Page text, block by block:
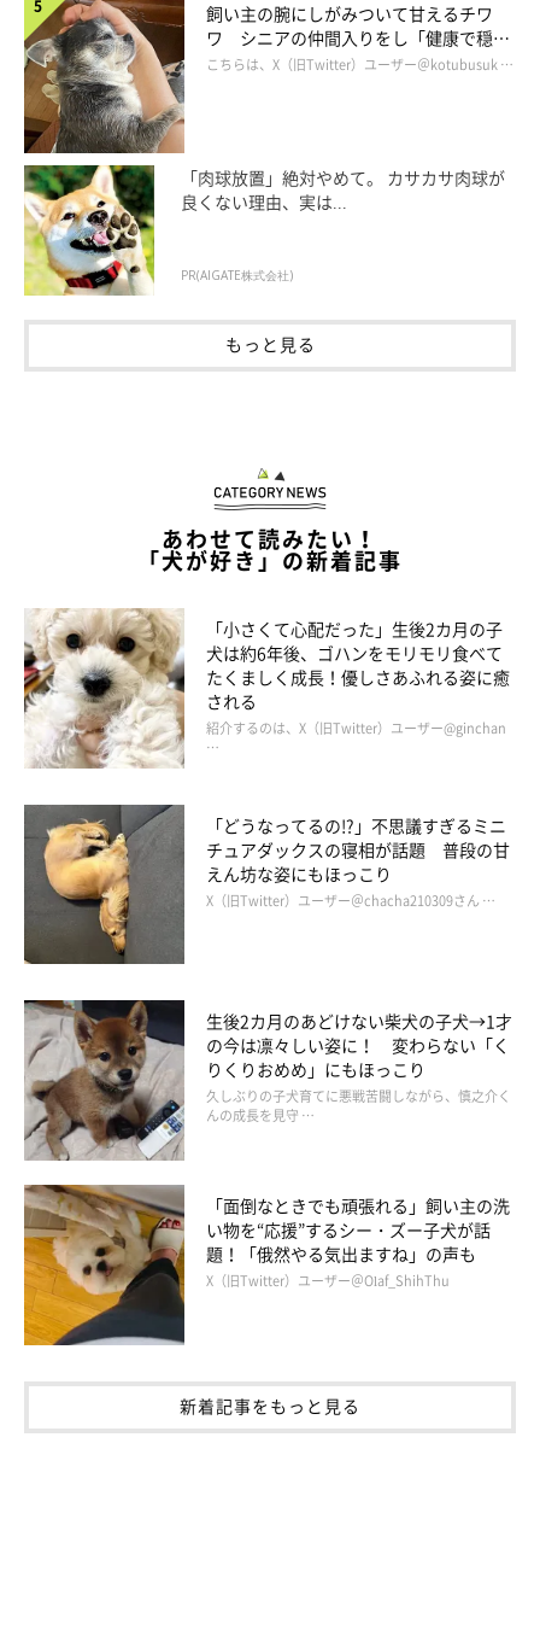
飼い主の腕にしがみついて甘えるチワ
ワ シニアの仲間入りをし「健康で穏や
かな暮らしが続いてほしい」と願う
こちらは、X（旧Twitter）ユーザー＠kotubusuk …
「肉球放置」絶対やめて。 カサカサ肉球が
良くない理由、実は...
PR(AIGATE株式会社)
もっと見る
あわせて読みたい！
「犬が好き」の新着記事
「小さくて心配だった」生後2カ月の子
犬は約6年後、ゴハンをモリモリ食べて
たくましく成長！優しさあふれる姿に癒
される
紹介するのは、X（旧Twitter）ユーザー@ginchan
…
「どうなってるの!?」不思議すぎるミニ
チュアダックスの寝相が話題 普段の甘
えん坊な姿にもほっこり
X（旧Twitter）ユーザー＠chacha210309さん …
生後2カ月のあどけない柴犬の子犬→1才
の今は凛々しい姿に！ 変わらない「く
りくりおめめ」にもほっこり
久しぶりの子犬育てに悪戦苦闘しながら、慎之介く
んの成長を見守 …
「面倒なときでも頑張れる」飼い主の洗
い物を“応援”するシー・ズー子犬が話
題！「俄然やる気出ますね」の声も
X（旧Twitter）ユーザー＠Olaf_ShihThu
新着記事をもっと見る